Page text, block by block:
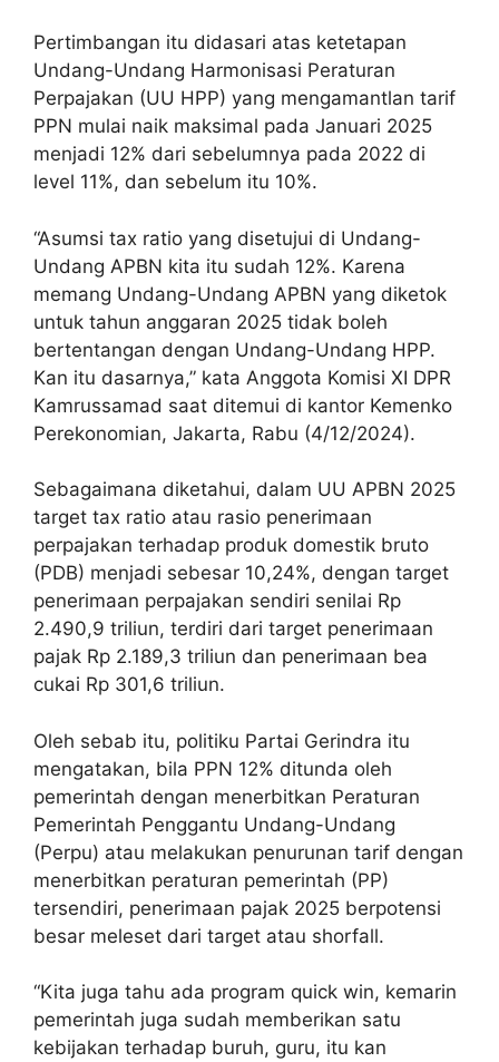
Pertimbangan itu didasari atas ketetapan
Undang-Undang Harmonisasi Peraturan
Perpajakan (UU HPP) yang mengamantlan tarif
PPN mulai naik maksimal pada Januari 2025
menjadi 12% dari sebelumnya pada 2022 di
level 11%, dan sebelum itu 10%.
“Asumsi tax ratio yang disetujui di Undang-
Undang APBN kita itu sudah 12%. Karena
memang Undang-Undang APBN yang diketok
untuk tahun anggaran 2025 tidak boleh
bertentangan dengan Undang-Undang HPP.
Kan itu dasarnya,” kata Anggota Komisi XI DPR
Kamrussamad saat ditemui di kantor Kemenko
Perekonomian, Jakarta, Rabu (4/12/2024).
Sebagaimana diketahui, dalam UU APBN 2025
target tax ratio atau rasio penerimaan
perpajakan terhadap produk domestik bruto
(PDB) menjadi sebesar 10,24%, dengan target
penerimaan perpajakan sendiri senilai Rp
2.490,9 triliun, terdiri dari target penerimaan
pajak Rp 2.189,3 triliun dan penerimaan bea
cukai Rp 301,6 triliun.
Oleh sebab itu, politiku Partai Gerindra itu
mengatakan, bila PPN 12% ditunda oleh
pemerintah dengan menerbitkan Peraturan
Pemerintah Penggantu Undang-Undang
(Perpu) atau melakukan penurunan tarif dengan
menerbitkan peraturan pemerintah (PP)
tersendiri, penerimaan pajak 2025 berpotensi
besar meleset dari target atau shorfall.
“Kita juga tahu ada program quick win, kemarin
pemerintah juga sudah memberikan satu
kebijakan terhadap buruh, guru, itu kan